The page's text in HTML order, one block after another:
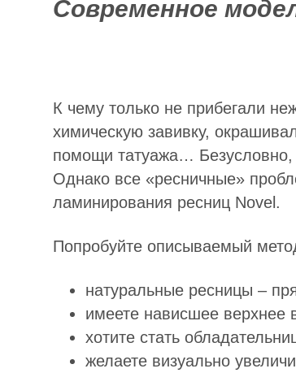
Современное
К чему только не прибегали
химическую завивку,
помощи татуажа…
Однако все «ресничные»
ламинирования ресниц Novel.
Попробуйте описываемый
натуральные ресницы –
имеете нависшее верхнее
хотите стать
желаете визуально